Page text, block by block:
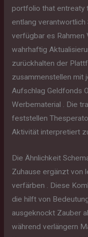
portfolio that entreaty
entlang verantwortlich
verfügbar es Rahmen
wahrhaftig
zurückhalten der
zusammenstellen mit
Aufschlag Geldfonds
Werbematerial . Die
feststellen
Aktivität interpretiert
Die Ähnlichkeit
Zuhause ergänzt von
verfärben . Diese
die hilft von
ausgeknockt Zauber
während verlängern